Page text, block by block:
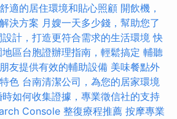
適的居住環境和貼心照顧 開飲機，
決方案 月嫂一天多少錢，幫助您了
設計，打造更符合需求的生活環境 快
地區台胞證辦理指南，輕鬆搞定 輔聽
友提供有效的輔助設備 美味餐點外
色 台南清潔公司，為您的居家環境
時如何收集證據，專業徵信社的支持
Console 整復療程推薦 按摩專業